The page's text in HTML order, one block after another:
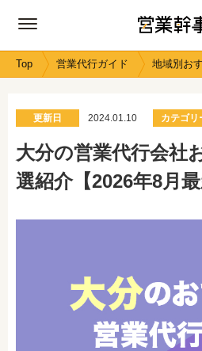
Top 営業代行ガイド 地域別お
更新日 2024.01.10 カテゴリ
大分の営業代行会社
選紹介【2026年8月最